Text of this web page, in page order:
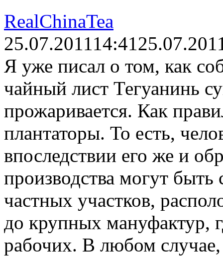
RealChinaTea
25.07.201114:41
Я уже писал о том, как
чайный лист Тегуанинь
прожаривается. Как
плантаторы. То есть,
впоследствии его же и
производства могут
частных участков,
до крупных мануфактур,
рабочих. В любом случае,